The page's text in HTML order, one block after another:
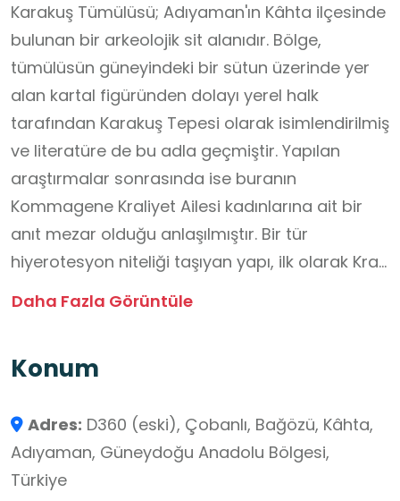
Karakuş Tümülüsü; Adıyaman'ın Kâhta ilçesinde
bulunan bir arkeolojik sit alanıdır. Bölge,
tümülüsün güneyindeki bir sütun üzerinde yer
alan kartal figüründen dolayı yerel halk
tarafından Karakuş Tepesi olarak isimlendirilmiş
ve literatüre de bu adla geçmiştir. Yapılan
araştırmalar sonrasında ise buranın
Kommagene Kraliyet Ailesi kadınlarına ait bir
anıt mezar olduğu anlaşılmıştır. Bir tür
hiyerotesyon niteliği taşıyan yapı, ilk olarak Kral
II. Mithridatis tarafından annesi İsias
Kapadokya Kralı I. Ariobarzanes'in kızı olan
Aka da sonraki yıllarda buraya gömülmüştür.
Anıt mezarın ilk olarak dönemin Kommagene
Kralı II. Mithridatis tarafından, annesi Isias adına
Daha Fazla Görüntüle
Konum
Adres: D360 (eski), Çobanlı, Bağözü, Kâhta,
Adıyaman, Güneydoğu Anadolu Bölgesi,
Türkiye